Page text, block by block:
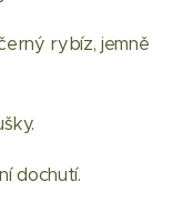
rybíz, jemně
dochutí.